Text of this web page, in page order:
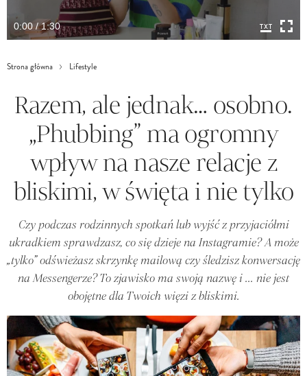
0:00 / 1:30
Strona główna Lifestyle
Razem, ale jednak… osobno.
„Phubbing” ma ogromny
wpływ na nasze relacje z
bliskimi, w święta i nie tylko
Czy podczas rodzinnych spotkań lub wyjść z przyjaciółmi
ukradkiem sprawdzasz, co się dzieje na Instagramie? A może
„tylko” odświeżasz skrzynkę mailową czy śledzisz konwersację
na Messengerze? To zjawisko ma swoją nazwę i ... nie jest
obojętne dla Twoich więzi z bliskimi.